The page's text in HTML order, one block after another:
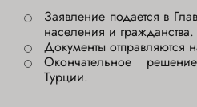
Заявление подается в
населения и гражданства.
Документы отправляются
Окончательное
Турции.